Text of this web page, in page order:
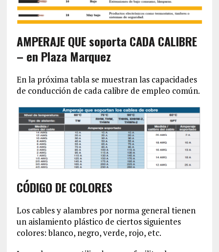
AMPERAJE QUE soporta CADA CALIBRE
– en Plaza Marquez
En la próxima tabla se muestran las capacidades
de conducción de cada calibre de empleo común.
CÓDIGO DE COLORES
Los cables y alambres por norma general tienen
un aislamiento plástico de ciertos siguientes
colores: blanco, negro, verde, rojo, etc.